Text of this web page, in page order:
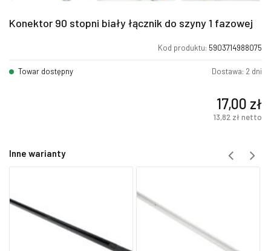
Konektor 90 stopni biały łącznik do szyny 1 fazowej
Kod produktu: 5903714988075
Towar dostępny Dostawa: 2 dni
17,00 zł
13,82 złnetto
Inne warianty